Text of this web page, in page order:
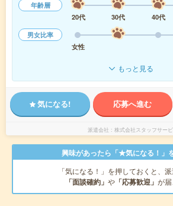
年齢層
20代
30代 40代
男女比率
女性
もっと見る
気になる! 応募へ進む
派遣会社 株式会社スタッフサー
興味があったら「★気になる！」
「気になる！」を押しておくと、
「面談確約」 や 「応募歓迎」 が届